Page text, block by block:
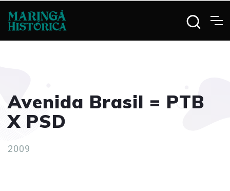
Avenida Brasil = PTB
X PSD
2009